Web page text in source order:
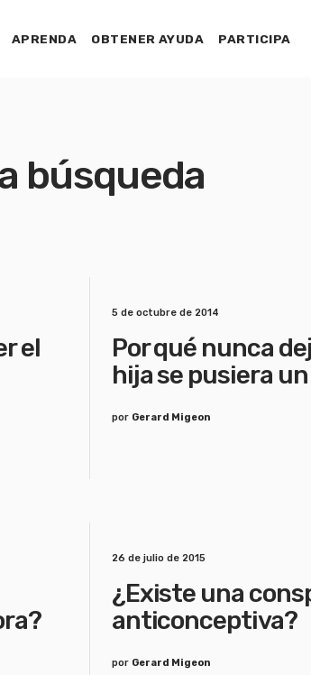
APRENDA OBTENER AYUDA PARTICIPA
búsqueda
el
5 de octubre de 2014
Por qué nunca
hija se pusiera un
por Gerard Migeon
26 de julio de 2015
¿Existe una
anticonceptiva?
por Gerard Migeon